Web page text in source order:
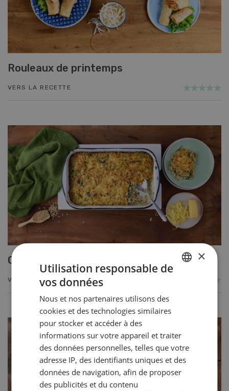
Rouleaux de printemps
VERS LA RECETTE
Gratin de céréales et légumes
VERS LA RECETTE
×
Utilisation responsable de
vos données
Nous et nos partenaires utilisons des
cookies et des technologies similaires
pour stocker et accéder à des
informations sur votre appareil et traiter
des données personnelles, telles que votre
adresse IP, des identifiants uniques et des
données de navigation, afin de proposer
des publicités et du contenu